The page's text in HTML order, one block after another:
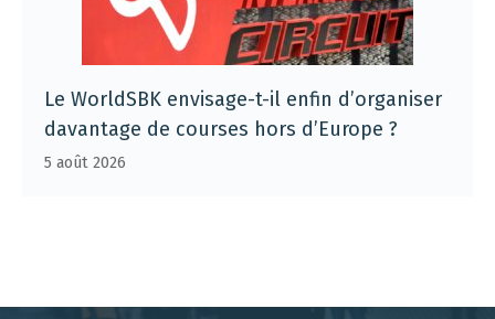
Le WorldSBK envisage-t-il enfin d’organiser
davantage de courses hors d’Europe ?
5 août 2026